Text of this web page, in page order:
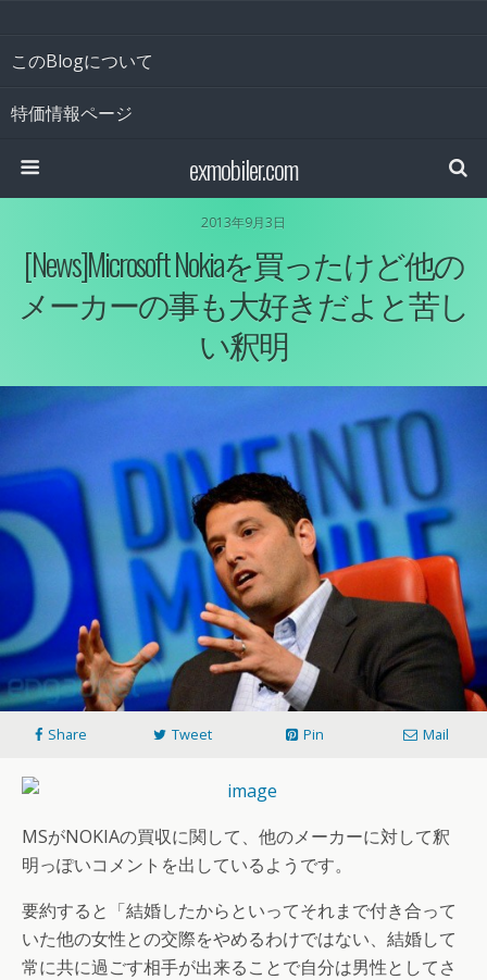
このBlogについて
特価情報ページ
exmobiler.com
2013年9月3日
[News]Microsoft Nokiaを買ったけど他の
メーカーの事も大好きだよと苦し
い釈明
Share Tweet Pin Mail
MSがNOKIAの買収に関して、他のメーカーに対して釈
明っぽいコメントを出しているようです。
要約すると「結婚したからといってそれまで付き合って
いた他の女性との交際をやめるわけではない、結婚して
常に共に過ごす相手が出来ることで自分は男性としてさ